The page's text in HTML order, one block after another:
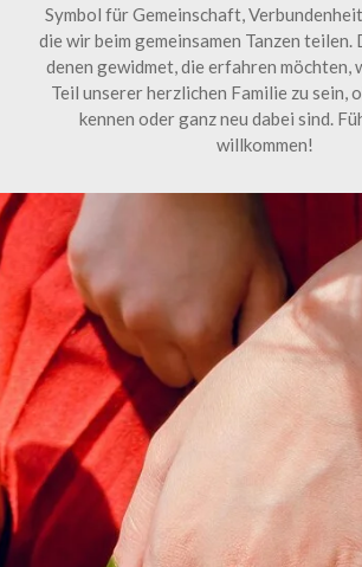
Symbol für Gemeinschaft,
die wir beim gemeinsamen Tanzen teilen.
denen gewidmet, die erfahren möchten,
Teil unserer herzlichen Familie zu sein,
kennen oder ganz neu dabei sind.
willkommen!